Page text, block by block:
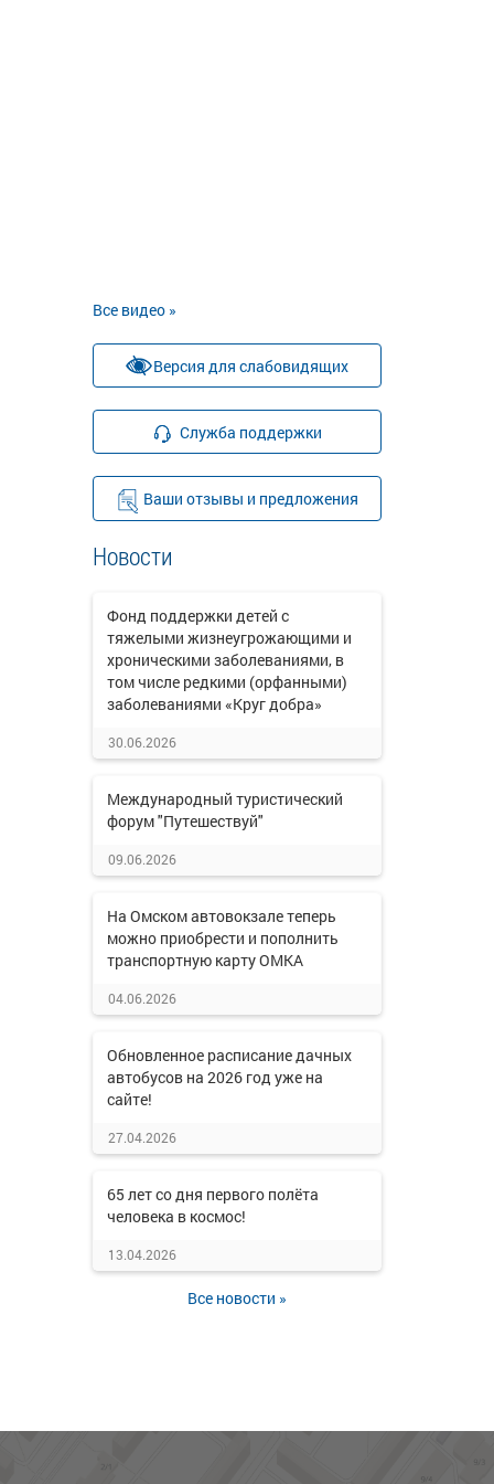
Все видео »
Версия для слабовидящих
Служба поддержки
Ваши отзывы и предложения
Новости
Фонд поддержки детей с
тяжелыми жизнеугрожающими и
хроническими заболеваниями, в
том числе редкими (орфанными)
заболеваниями «Круг добра»
30.06.2026
Международный туристический
форум "Путешествуй"
09.06.2026
На Омском автовокзале теперь
можно приобрести и пополнить
транспортную карту ОМКА
04.06.2026
Обновленное расписание дачных
автобусов на 2026 год уже на
сайте!
27.04.2026
65 лет со дня первого полёта
человека в космос!
13.04.2026
Все новости »